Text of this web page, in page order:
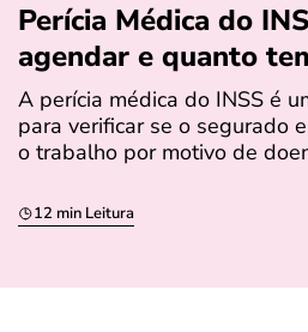
Perícia Médica do
agendar e quanto
A perícia médica do INSS é
para verificar se o segurado
o trabalho por motivo de
12 min Leitura